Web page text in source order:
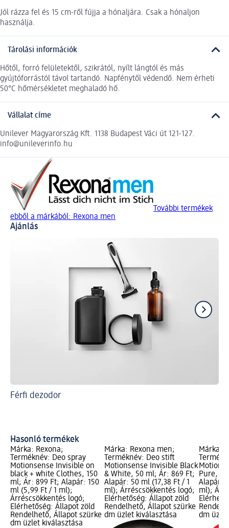
Jól rázza fel és 15 cm-ről fújja a hónaljára. Csak a hónaljon
használja.
Tárolási információk
Hőtől, forró felületektől, szikrától, nyílt lángtól és más
gyújtóforrástól távol tartandó. Napfénytől védendő. Nem érheti
50°C hőmérsékletet meghaladó hő.
Vállalat címe
Unilever Magyarország Kft. 1138 Budapest Váci út 121-127.
info@unileverinfo.hu
További termékek
ebből a márkából: Rexona men
Ajánlás
Férfi dezodor
Hasonló termékek
Márka: Rexona;
Terméknév: Deo spray
Motionsense Invisible on
black + white Clothes, 150
ml; Ár: 899 Ft; Alapár: 150
ml (5,99 Ft / 1 ml);
Árréscsökkentés logó;
Elérhetőség: Állapot zöld
Rendelhető, Állapot szürke
dm üzlet kiválasztása
Márka: Rexona men;
Terméknév: Deo stift
Motionsense Invisible Black
& White, 50 ml; Ár: 869 Ft;
Alapár: 50 ml (17,38 Ft / 1
ml); Árréscsökkentés logó;
Elérhetőség: Állapot zöld
Rendelhető, Állapot szürke
dm üzlet kiválasztása
Márka:
Pure,
Alapár:
ml);
dm